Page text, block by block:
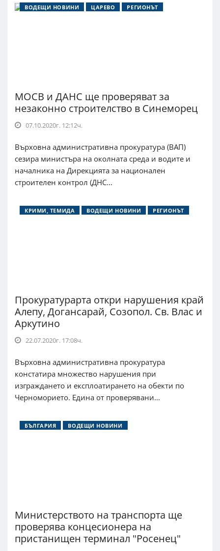
ВОДЕЩИ НОВИНИ ЦАРЕВО РЕГИОНЪТ
МОСВ и ДАНС ще проверяват за
незаконно строителство в Синеморец
07.10.2020г. 12:12ч.
Върховна административна прокуратура (ВАП)
сезира министъра на околната среда и водите и
началника на Дирекцията за национален
строителен контрол (ДНС...
КРИМИ, ТЕМИДА ВОДЕЩИ НОВИНИ РЕГИОНЪТ
Прокуратурарта откри нарушения край
Алепу, Догансарай, Созопол. Св. Влас и
Аркутино
22.07.2020г. 17:08ч.
Върховна административна прокуратура
констатира множество нарушения при
изграждането и експлоатирането на обекти по
Черноморието. Едина от проверявани...
БЪЛГАРИЯ ВОДЕЩИ НОВИНИ
Министерството на транспорта ще
проверява концесионера на
пристанищен терминал "Росенец"